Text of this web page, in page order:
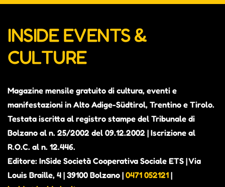
INSIDE EVENTS &
CULTURE
Magazine mensile gratuito di cultura, eventi e
manifestazioni in Alto Adige-Südtirol, Trentino e Tirolo.
Testata iscritta al registro stampe del Tribunale di
Bolzano al n. 25/2002 del 09.12.2002 | Iscrizione al
R.O.C. al n. 12.446.
Editore: InSide Società Cooperativa Sociale ETS | Via
Louis Braille, 4 | 39100 Bolzano | 0471 052121 |